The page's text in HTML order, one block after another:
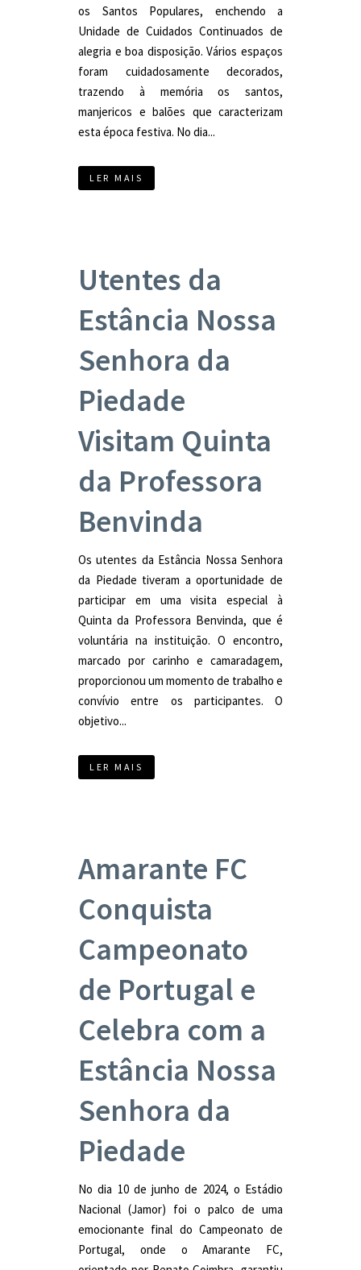
os Santos Populares, enchendo a
Unidade de Cuidados Continuados de
alegria e boa disposição. Vários espaços
foram cuidadosamente decorados,
trazendo à memória os santos,
manjericos e balões que caracterizam
esta época festiva. No dia...
LER MAIS
Utentes da
Estância Nossa
Senhora da
Piedade
Visitam Quinta
da Professora
Benvinda
Os utentes da Estância Nossa Senhora
da Piedade tiveram a oportunidade de
participar em uma visita especial à
Quinta da Professora Benvinda, que é
voluntária na instituição. O encontro,
marcado por carinho e camaradagem,
proporcionou um momento de trabalho e
convívio entre os participantes. O
objetivo...
LER MAIS
Amarante FC
Conquista
Campeonato
de Portugal e
Celebra com a
Estância Nossa
Senhora da
Piedade
No dia 10 de junho de 2024, o Estádio
Nacional (Jamor) foi o palco de uma
emocionante final do Campeonato de
Portugal, onde o Amarante FC,